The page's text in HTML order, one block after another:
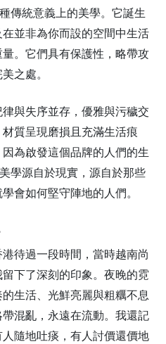
傳統意義上的美學。它誕生
並非為你而設的空間中生活
。它們具有保護性，略帶攻
之處。
與失序並存，優雅與污穢交
質呈現磨損且充滿生活痕
為啟發這個品牌的人們的生
學源自於現實，源自於那些
會如何堅守陣地的人們。
待過一段時間，當時越南尚
下了深刻的印象。夜晚的霓
生活、光鮮亮麗與粗糲不息
混亂，永遠在流動。我還記
隨地吐痰，有人討價還價地